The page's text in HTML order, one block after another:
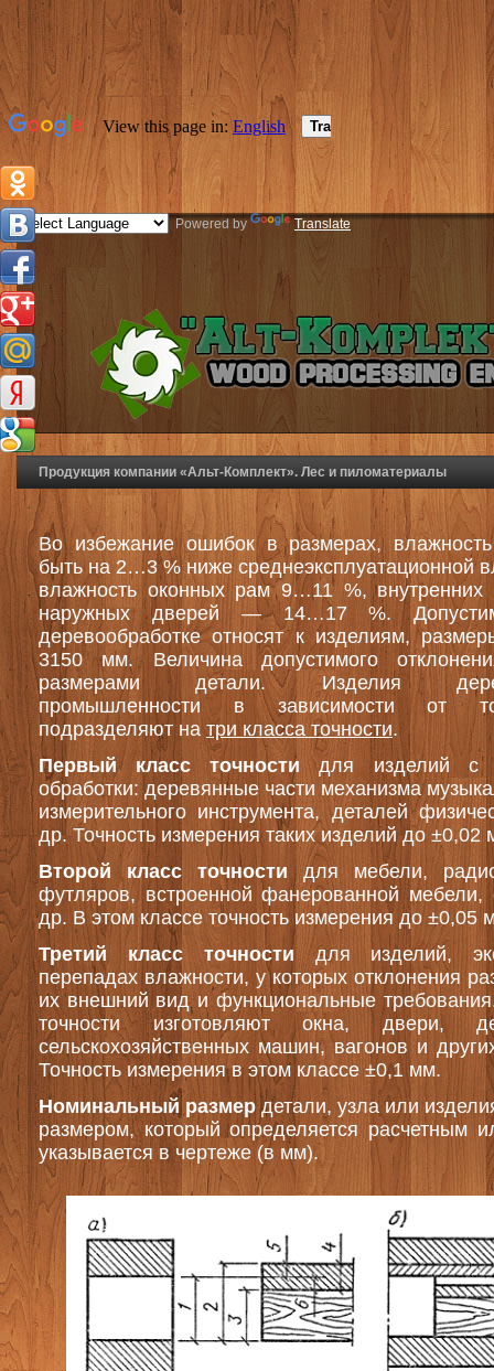
Powered by Translate
Продукция компании «Альт-Комплект». Лес и пиломатериалы
Во избежание ошибок в размерах,
быть на 2…3 % ниже среднеэксплуатационной
влажность оконных рам 9…11 %,
наружных дверей — 14…17 %.
деревообработке относят к изделиям,
3150 мм. Величина допустимого
размерами детали. Изделия
промышленности в зависимости от
подразделяют на три класса точности.
Первый класс точности
для изделий с
обработки: деревянные части механизма
измерительного инструмента, деталей
др. Точность измерения таких изделий до ±0,02
Второй класс точности
для мебели,
футляров, встроенной фанерованной
др. В этом классе точность измерения до ±0,05
Третий класс точности
для изделий,
перепадах влажности, у которых отклонения
их внешний вид и функциональные
точности изготовляют окна, двери,
сельскохозяйственных машин, вагонов и
Точность измерения в этом классе ±0,1 мм.
Номинальный размер детали, узла или
размером, который определяется расчетным
указывается в чертеже (в мм).